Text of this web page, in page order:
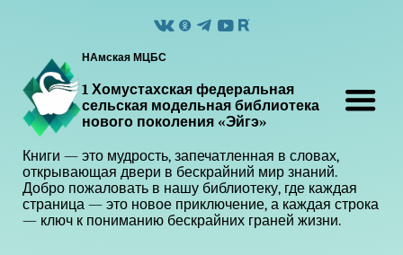
НАмская МЦБС
1 Хомустахская федеральная
сельская модельная библиотека
нового поколения «Эйгэ»
Книги — это мудрость, запечатленная в словах,
открывающая двери в бескрайний мир знаний.
Добро пожаловать в нашу библиотеку, где каждая
страница — это новое приключение, а каждая строка
— ключ к пониманию бескрайних граней жизни.